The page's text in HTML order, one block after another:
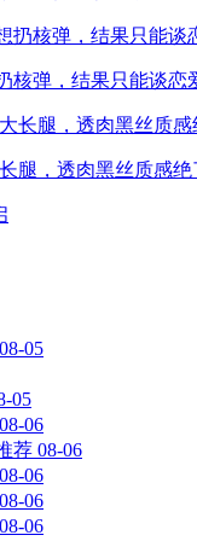
核弹，结果只能谈恋
腿，透肉黑丝质感绝
08-05
05
08-06
08-06
08-06
08-06
08-06